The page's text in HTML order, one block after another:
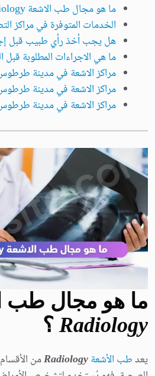
ما هو مجال طب الاشعة Radiology ؟
الخدمات المتوفرة في مراكز
هل يجب أخذ رأي طبيب قبل
ما هي الاجراءات المطلوبة قبل
مراكز الاشعة في مدينة
مراكز الاشعة في مدينة
مراكز الاشعة في مدينة
ما هو مجال طب
Radiology ؟
يعدطب الأشعةRadiologyمن